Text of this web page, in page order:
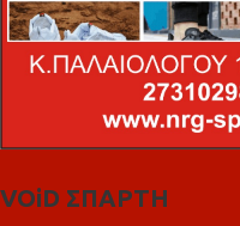
VOiD ΣΠΑΡΤΗ